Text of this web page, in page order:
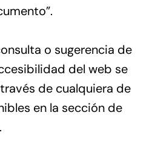
o sugerencia de
del web se
de cualquiera de
en la sección de